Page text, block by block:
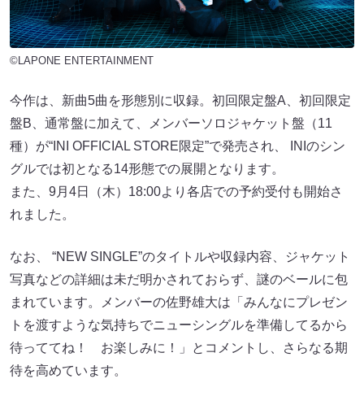
©LAPONE ENTERTAINMENT
今作は、新曲5曲を形態別に収録。初回限定盤A、初回限定
盤B、通常盤に加えて、メンバーソロジャケット盤（11
種）が“INI OFFICIAL STORE限定”で発売され、 INIのシン
グルでは初となる14形態での展開となります。
また、9月4日（木）18:00より各店での予約受付も開始さ
れました。
なお、 “NEW SINGLE”のタイトルや収録内容、ジャケット
写真などの詳細は未だ明かされておらず、謎のベールに包
まれています。メンバーの佐野雄大は「みんなにプレゼン
トを渡すような気持ちでニューシングルを準備してるから
待っててね！ お楽しみに！」とコメントし、さらなる期
待を高めています。